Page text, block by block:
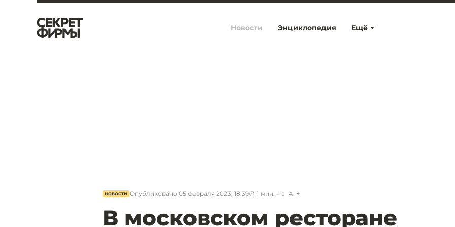
Ещё
Новости Энциклопедия
НОВОСТИ Опубликовано 05 февраля 2023, 18:39 1 мин. a A
В московском ресторане